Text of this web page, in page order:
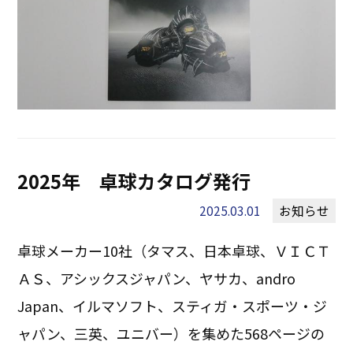
2025年 卓球カタログ発行
2025.03.01 お知らせ
卓球メーカー10社（タマス、日本卓球、ＶＩＣＴ
ＡＳ、アシックスジャパン、ヤサカ、andro
Japan、イルマソフト、スティガ・スポーツ・ジ
ャパン、三英、ユニバー）を集めた568ページの